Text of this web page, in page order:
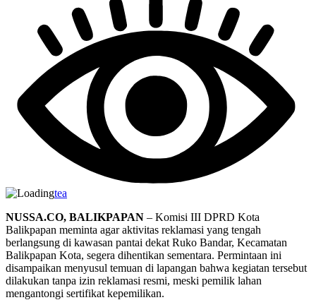
tea
NUSSA.CO, BALIKPAPAN – Komisi III DPRD Kota
Balikpapan meminta agar aktivitas reklamasi yang tengah
berlangsung di kawasan pantai dekat Ruko Bandar, Kecamatan
Balikpapan Kota, segera dihentikan sementara. Permintaan ini
disampaikan menyusul temuan di lapangan bahwa kegiatan tersebut
dilakukan tanpa izin reklamasi resmi, meski pemilik lahan
mengantongi sertifikat kepemilikan.